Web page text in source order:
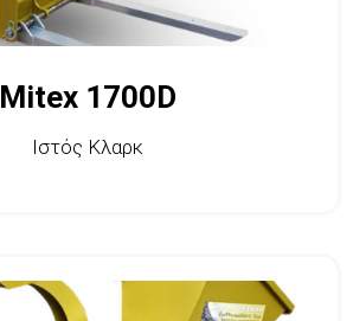
Mitex 1700D
Ιστός Κλαρκ